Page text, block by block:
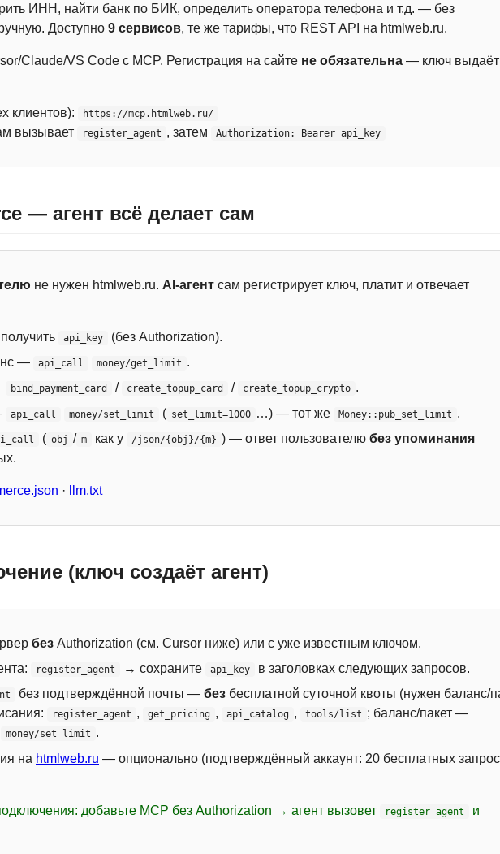
ИНН, найти банк по БИК, определить оператора телефона и т.д. — без
Доступно 9 сервисов, те же тарифы, что REST API на htmlweb.ru.
Claude/VS Code с MCP. Регистрация на сайте не обязательна — ключ выдаёт
клиентов): https://mcp.htmlweb.ru/
вызывает register_agent , затем Authorization: Bearer api_key
— агент всё делает сам
не нужен htmlweb.ru. AI-агент сам регистрирует ключ, платит и отвечает
api_key (без Authorization).
— api_call money/get_limit .
bind_payment_card / create_topup_card / create_topup_crypto .
api_call money/set_limit ( set_limit=1000 …) — тот же Money::pub_set_limit .
( obj / m как у /json/{obj}/{m} ) — ответ пользователю без упоминания
· llm.txt
(ключ создаёт агент)
без Authorization (см. Cursor ниже) или с уже известным ключом.
register_agent → сохраните api_key
в заголовках следующих запросов.
без подтверждённой почты — без бесплатной суточной квоты (нужен баланс/
register_agent , get_pricing , api_catalog , tools/list ; баланс/пакет —
money/set_limit .
на htmlweb.ru — опционально (подтверждённый аккаунт: 20 бесплатных
добавьте MCP без Authorization → агент вызовет register_agent
и